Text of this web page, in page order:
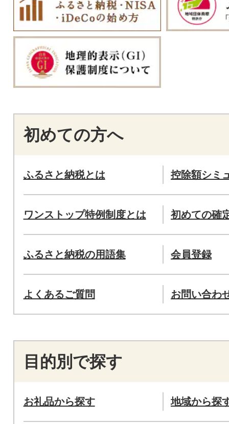
初めての方へ
ふるさと納税とは 控除額シミ
ワンストップ特例制度とは 初めての確
ふるさと納税の用語集 会員登録
よくあるご質問 お問い合わ
目的別で探す
お礼品から探す 地域から探